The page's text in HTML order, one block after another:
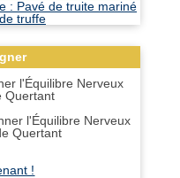
l'Équilibre Nerveux
Quertant
!